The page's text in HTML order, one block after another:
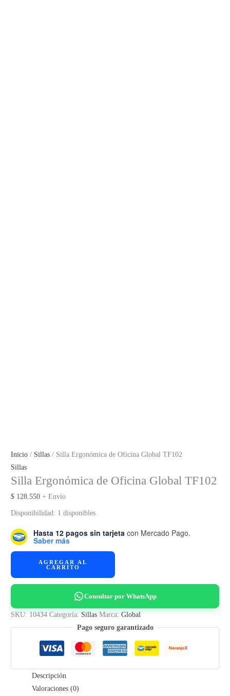
Inicio / Sillas / Silla Ergonómica de Oficina Global TF102
Sillas
Silla Ergonómica de Oficina Global TF102
$ 128.550 + Envío
Disponibilidad: 1 disponibles
Hasta 12 pagos sin tarjeta con Mercado Pago.
Saber más
Silla
de
Global
AGREGAR AL
CARRITO
Consultar por WhatsApp
SKU: 10434 Categoría: Sillas Marca:Global
Pago seguro garantizado
Descripción
Valoraciones (0)